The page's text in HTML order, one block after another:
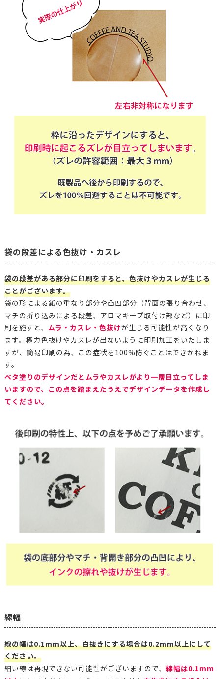
袋の段差による色抜け・カスレ
袋の段差がある部分に印刷をすると、色抜けやカスレが生じる
ことがございます。
袋の形による紙の重なり部分や凸凹部分（背面の張り合わせ、
マチの折り込みによる段差、アロマキープ取付け部など）に印
刷を施すと、 ムラ・カスレ・色抜けが生じる可能性が高くなり
ます。極力色抜けやカスレが出ないように印刷加工をいたしま
すが、簡易印刷の為、この症状を100%防ぐことはできかねま
す。
ベタ塗りのデザインだとムラやカスレがより一層目立ってしま
いますので、この点を踏まえたうえでデザインデータを作成し
てください。
線幅
線の幅は0.1mm以上、白抜きにする場合は0.2mm以上にして
ください。
細い線は再現できない可能性がございますので、 線幅は0.1mm